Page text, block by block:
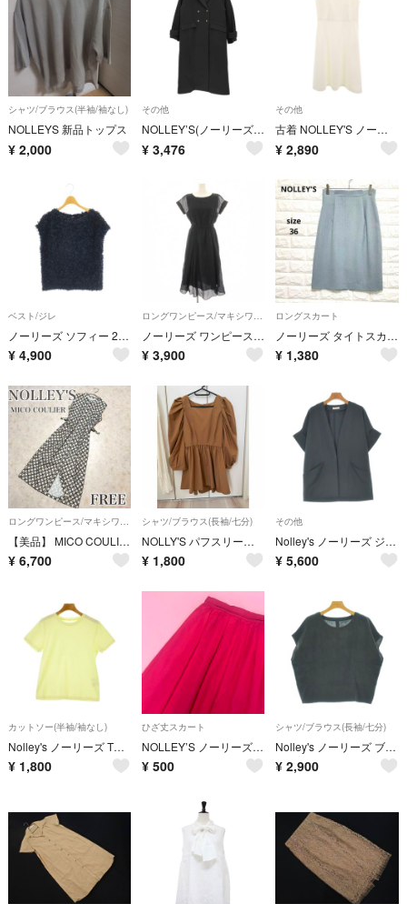
シャツ/ブラウス(半袖/袖なし)
NOLLEYS 新品トップス
¥ 2,000
その他
NOLLEY’S(ノーリーズ) チェスターコート レディース アウター コート
¥ 3,476
その他
古着 NOLLEY'S ノーリーズ 日本製 ノースリーブ ワンピース 36 ホワイト レディース
¥ 2,890
ベスト/ジレ
ノーリーズ ソフィー 25SS リボンニットツイードベスト プルオーバー 38
¥ 4,900
ノーリーズ ワンピース ロング ボートネック 半袖 シアー 38 紺 ネイビー
¥ 3,900
ロングスカート
ノーリーズ タイトスカート ウエストゴム 36 上品 グリーン系 ☆P2065
¥ 1,380
ロングワンピース/マキシワンピース
【美品】 MICO COULIER ノーリーズ レトロジオメワンピース
¥ 6,700
シャツ/ブラウス(長袖/七分)
NOLLY'S パフスリーブペプラムブラウス
¥ 1,800
その他
Nolley's ノーリーズ ジャケット（その他） M 黒 【古着】【中古】【送料無料】
¥ 5,600
カットソー(半袖/袖なし)
Nolley's ノーリーズ Tシャツ・カットソー M 黄 【古着】【中古】【送料無料】
¥ 1,800
ひざ丈スカート
NOLLEY’S ノーリーズ 鮮やかピンク フレアスカート ひざ丈 M
¥ 500
シャツ/ブラウス(長袖/七分)
Nolley's ノーリーズ ブラウス M 黒 【古着】【中古】【送料無料】
¥ 2,900